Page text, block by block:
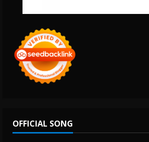
OFFICIAL SONG